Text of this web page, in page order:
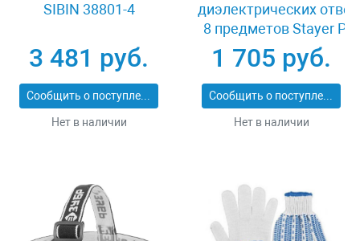
SIBIN 38801-4
3 481 руб.
Сообщить о поступлении
Нет в наличии
диэлектрических
8 предметов Stayer
ELECTRO 25145-
1 705 руб.
Сообщить о поступлении
Нет в наличии